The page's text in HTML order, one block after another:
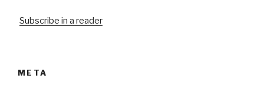
Subscribe in a reader
META